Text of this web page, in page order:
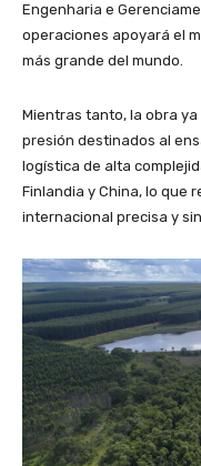
Engenharia e
operaciones apoyará el
más grande del mundo.
Mientras tanto, la obra
presión destinados al
logística de alta
Finlandia y China, lo que
internacional precisa y